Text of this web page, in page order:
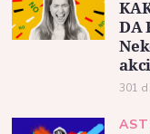
DA
301 d